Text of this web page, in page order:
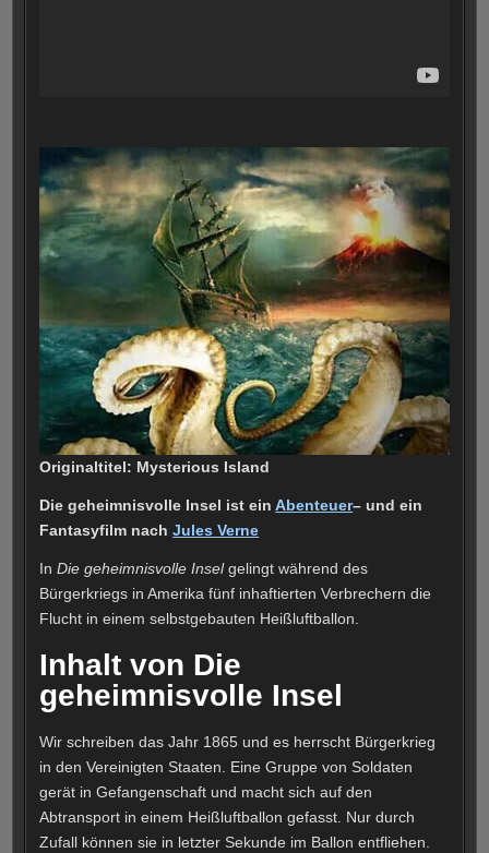
Originaltitel: Mysterious Island
Die geheimnisvolle Insel ist einAbenteuer– und ein
Fantasyfilm nachJules Verne
InDie geheimnisvolle Inselgelingt während des
Bürgerkriegs in Amerika fünf inhaftierten Verbrechern die
Flucht in einem selbstgebauten Heißluftballon.
Inhalt von Die
geheimnisvolle Insel
Wir schreiben das Jahr 1865 und es herrscht Bürgerkrieg
in den Vereinigten Staaten. Eine Gruppe von Soldaten
gerät in Gefangenschaft und macht sich auf den
Abtransport in einem Heißluftballon gefasst. Nur durch
Zufall können sie in letzter Sekunde im Ballon entfliehen.